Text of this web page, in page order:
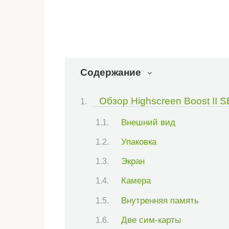
Содержание
Обзор Highscreen Boost II
Внешний вид
Упаковка
Экран
Камера
Внутренняя память
Две сим-карты